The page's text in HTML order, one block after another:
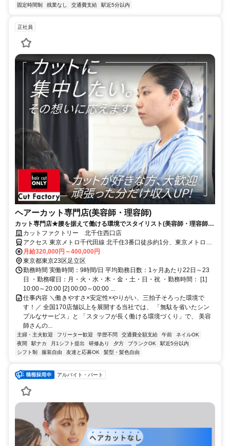
固定時間制 残業なし 交通費支給 駅近5分以内
正社員
ヘアーカット専門店(美容師・理容師)
カット専門店★腰を据えて働ける環境でスタイリスト(美容師・理容師)
として働こう！
カットファクトリー 北千住西口店
アクセス 東京メトロ千代田線 北千住3番口徒歩約1分、東京メトロ日
比谷線 北千住3番口徒歩約1分、ＪＲ常磐線 北千住3番口徒歩約1分
月給320,000円～400,000円
東京都東京23区足立区
勤務時間 実働時間：9時間/日 平均勤務日数：1ヶ月あたり22日～23
日 ・勤務曜日：月・火・水・木・金・土・日・祝 ・勤務時間： [1]
10:00～20:00 [2] 00:00～00:00 ...
仕事内容 ＼働きやすさ×安定性×やりがい、三拍子そろった環境で
す！／ 全国170店舗以上を展開する当社では、 「無駄を省いたシン
プルなサービス」と 「スタッフが長く働ける環境づくり」で、 美容
師さんの...
主婦・主夫歓迎 フリーター歓迎 学歴不問 交通費全額支給 午前
ネイルOK
夜間
駅ナカ 月1シフト提出 研修あり 夕方 ブランクOK
駅近5分以内
シフト制
服装自由 友達と応募OK 髪型・髪色自由
アルバイト・パート